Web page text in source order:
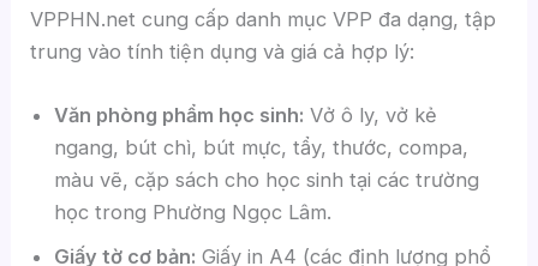
VPPHN.net cung cấp danh mục VPP đa dạng, tập
trung vào tính tiện dụng và giá cả hợp lý:
Văn phòng phẩm học sinh: Vở ô ly, vở kẻ
ngang, bút chì, bút mực, tẩy, thước, compa,
màu vẽ, cặp sách cho học sinh tại các trường
học trong Phường Ngọc Lâm.
Giấy tờ cơ bản: Giấy in A4 (các định lượng phổ